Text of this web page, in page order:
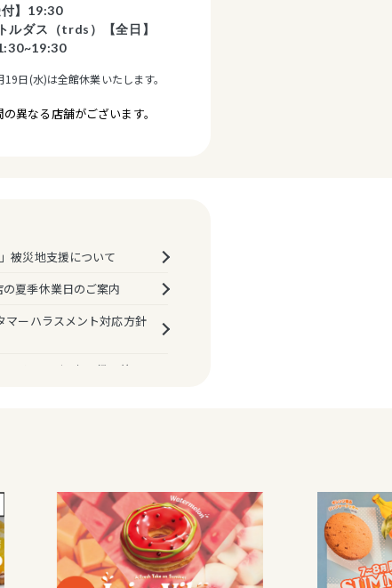
】19:30
ルダス（trds）【全日】
19日(水)は全館休業いたします。
異なる店舗がございます。
被災地支援について
夏季休業日のご案内
マーハラスメント対応方針
ルイ・モディお取扱い終了
・加算ポイント レシート
け各提携カード等割引中